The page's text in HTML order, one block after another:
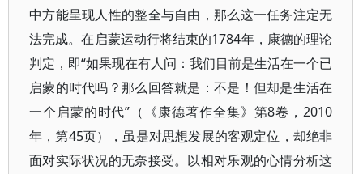
中方能呈现人性的整全与自由，那么这一任务注定无
法完成。在启蒙运动行将结束的1784年，康德的理论
判定，即“如果现在有人问：我们目前是生活在一个已
启蒙的时代吗？那么回答就是：不是！但却是生活在
一个启蒙的时代”（《康德著作全集》第8卷，2010
年，第45页），虽是对思想发展的客观定位，却绝非
面对实际状况的无奈接受。以相对乐观的心情分析这